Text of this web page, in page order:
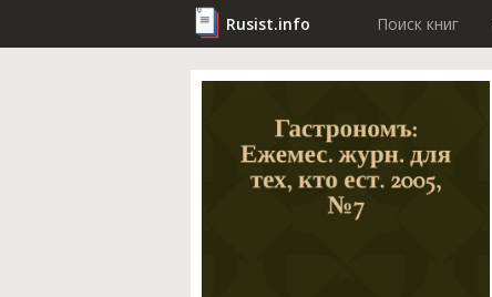
Rusist.info Поиск книг